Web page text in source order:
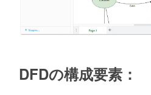
DFDの構成要素：